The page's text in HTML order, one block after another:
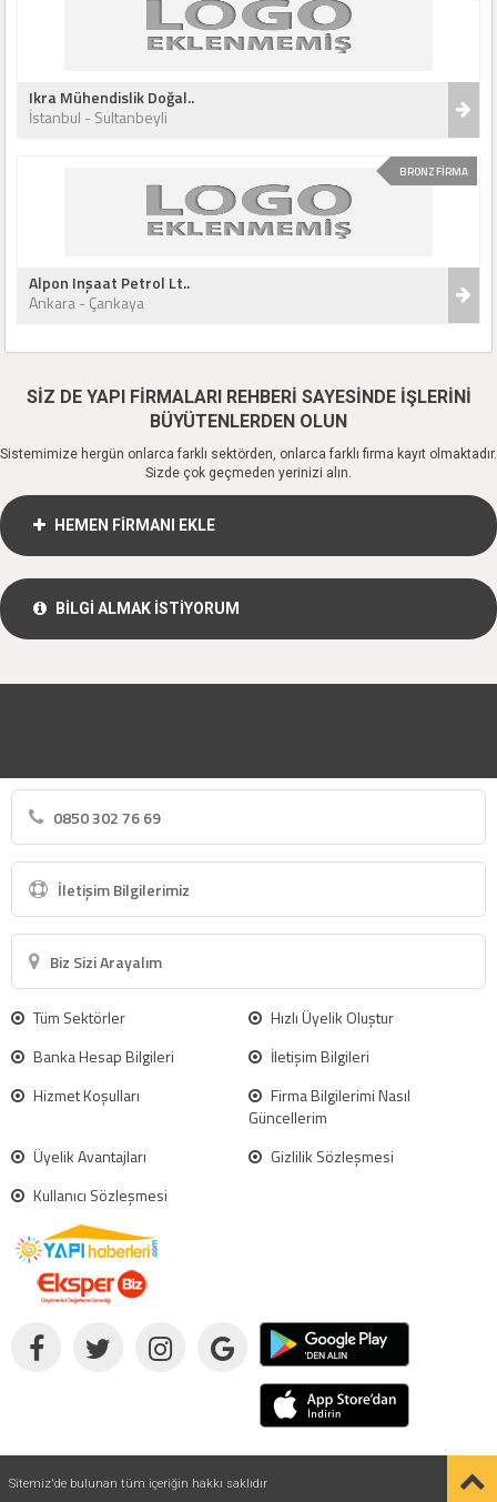
Ikra Mühendislik Doğal..
İstanbul - Sultanbeyli
BRONZ FİRMA
Alpon Inşaat Petrol Lt..
Ankara - Çankaya
SİZ DE YAPI FİRMALARI REHBERİ SAYESİNDE İŞLERİNİ
BÜYÜTENLERDEN OLUN
Sistemimize hergün onlarca farklı sektörden, onlarca farklı firma kayıt olmaktadır.
Sizde çok geçmeden yerinizi alın.
HEMEN FİRMANI EKLE
BİLGİ ALMAK İSTİYORUM
0850 302 76 69
İletişim Bilgilerimiz
Biz Sizi Arayalım
Tüm Sektörler
Hızlı Üyelik Oluştur
Banka Hesap Bilgileri
İletişim Bilgileri
Hizmet Koşulları
Firma Bilgilerimi Nasıl
Güncellerim
Üyelik Avantajları
Gizlilik Sözleşmesi
Kullanıcı Sözleşmesi
Sitemiz'de bulunan tüm içeriğin hakkı saklıdır